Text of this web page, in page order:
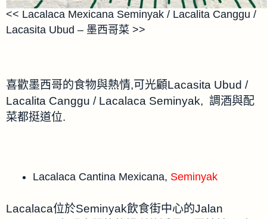
<< Lacalaca Mexicana Seminyak / Lacalita Canggu /
Lacasita Ubud – 墨西哥菜 >>
喜歡墨西哥的食物與熱情,可光顧Lacasita Ubud /
Lacalita Canggu / Lacalaca Seminyak, 調酒與配
菜都挺道位.
Lacalaca Cantina Mexicana, Seminyak
Lacalaca位於Seminyak飲食街中心的Jalan